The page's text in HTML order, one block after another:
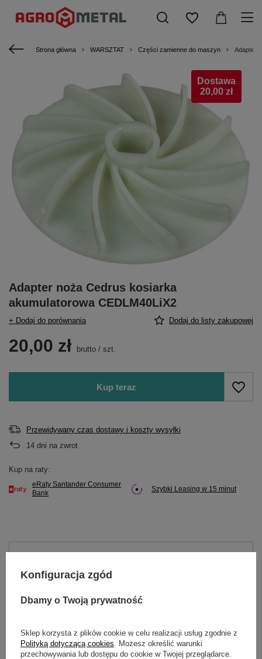
Strona główna WARSZTAT Części zamienne do maszyn Adapter
Dostawa
20,00 zł
Adapter noża Cedrus kosiarka
akumulatorowa CEDLM40LiX2
+ Dodaj do porównania Dodaj do listy zakupowej
20,00 zł brutto / szt.
Kup teraz
Przewidywany czas dostawy i koszty wysyłki
14 dni na zwrot
Kup na raty:
eRaty Santander Consumer
Bank
Szybki Leasing w 15 minut
Zadaj pytanie a my odpowiemy niezwłocznie,
najciekawsze pytania i odpowiedzi publikując
SZCZEGÓŁOWE DANE
Konfiguracja zgód
Dbamy o Twoją prywatność
Sklep korzysta z plików cookie w celu realizacji usług zgodnie z
Polityką dotyczącą cookies . Możesz określić warunki
przechowywania lub dostępu do cookie w Twojej przeglądarce.